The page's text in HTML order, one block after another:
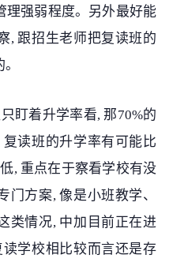
理强弱程度。另外最好能
, 跟招生老师把复读班的
盯着升学率看, 那70%的
读班的升学率有可能比
, 重点在于察看学校有没
门方案, 像是小班教学、
类情况, 中加目前正在进
学校相比较而言还是存